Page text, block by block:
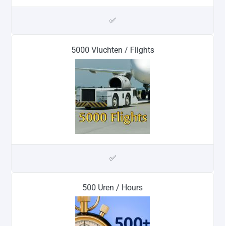
✅
5000 Vluchten / Flights
✅
500 Uren / Hours